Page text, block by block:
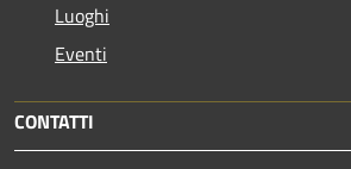
Luoghi
Eventi
CONTATTI